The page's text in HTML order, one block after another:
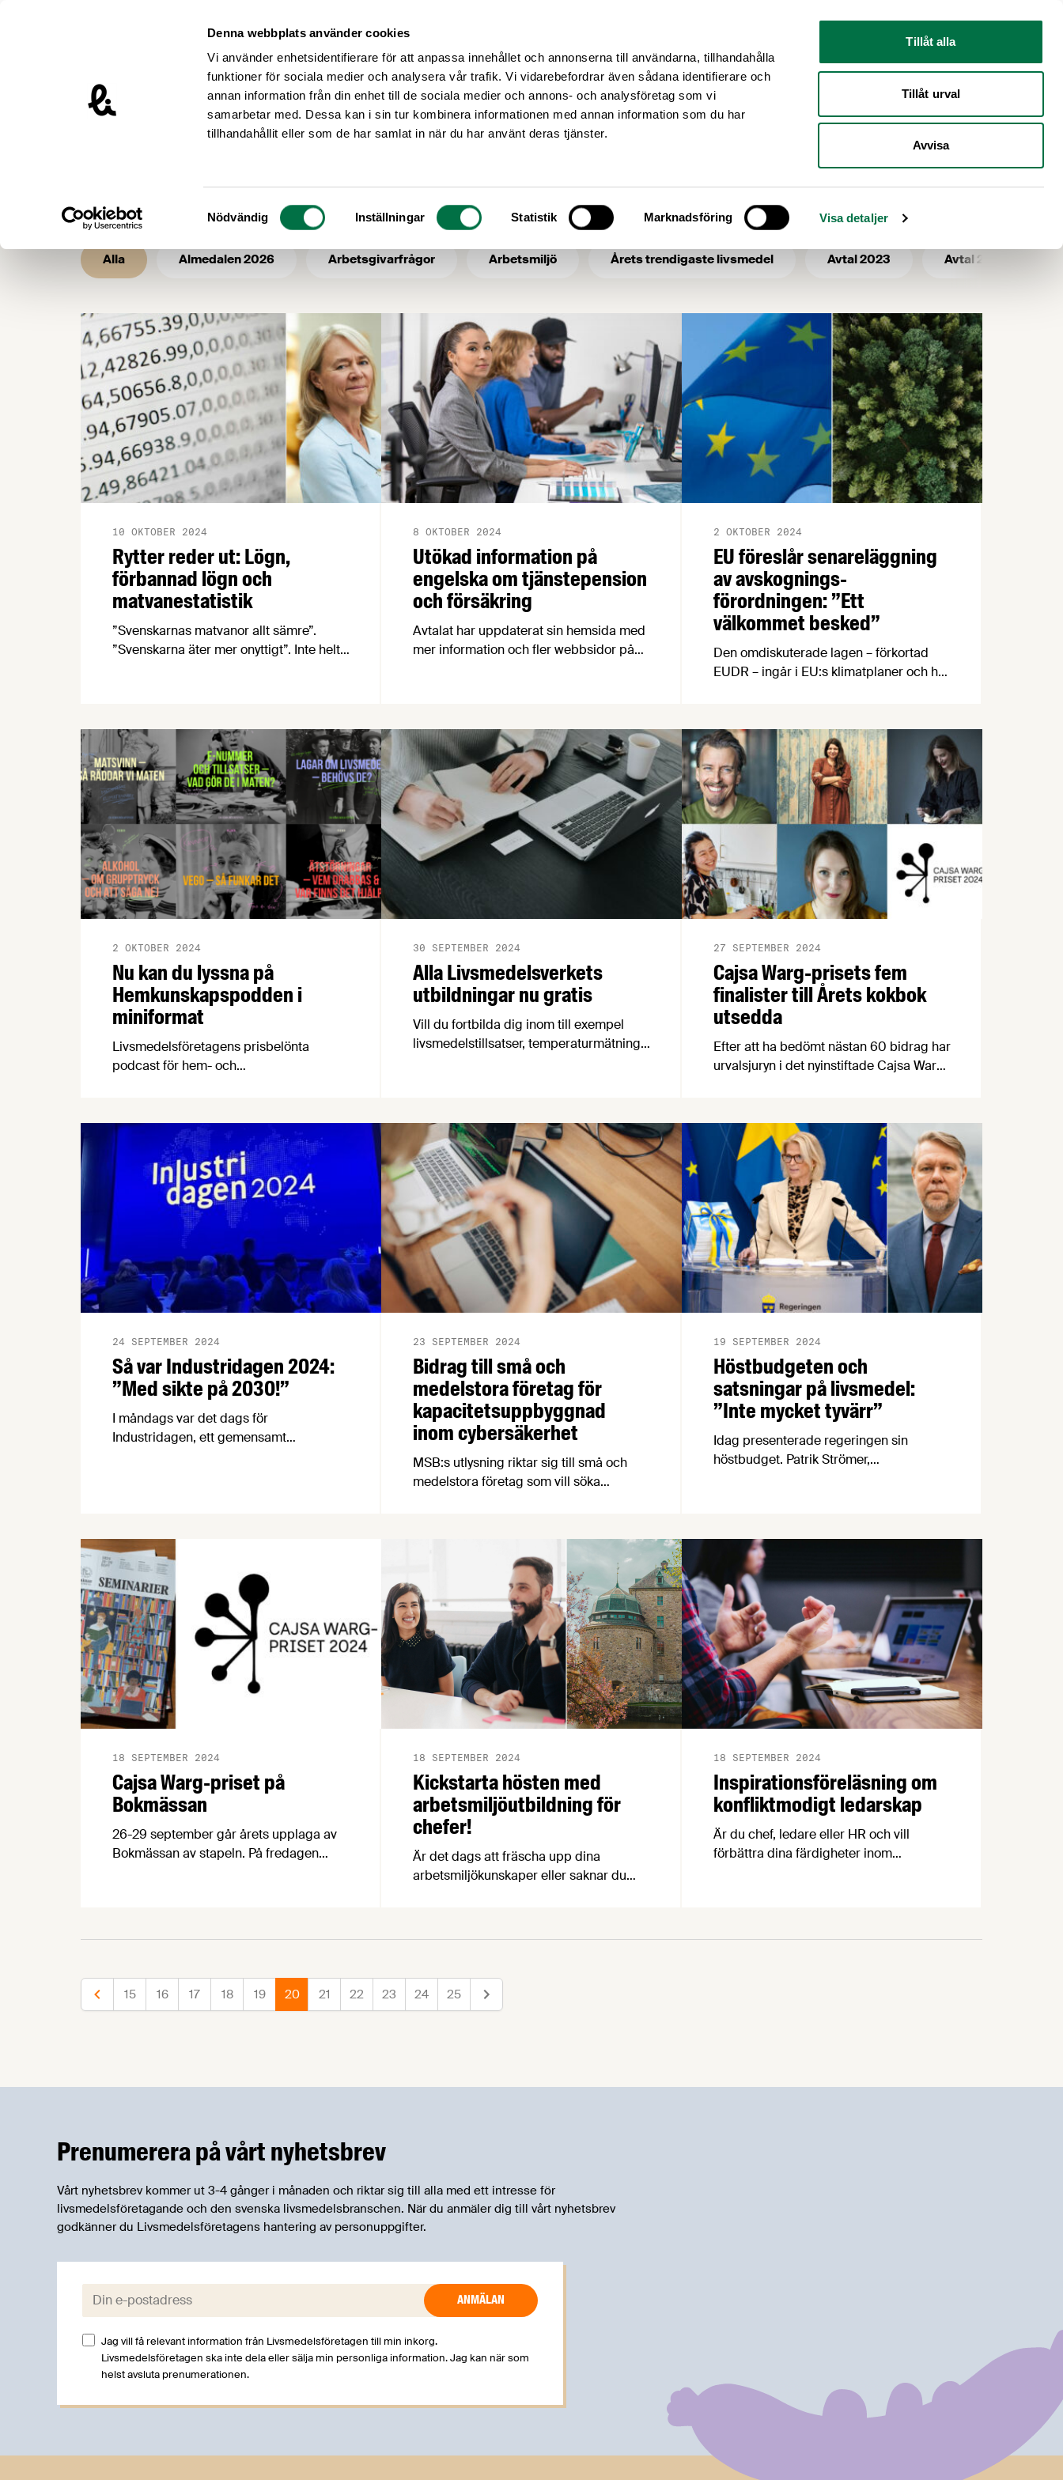
Denna webbplats använder cookies
Vi använder enhetsidentifierare för att anpassa innehållet och annonserna till användarna, tillhandahålla
funktioner för sociala medier och analysera vår trafik. Vi vidarebefordrar även sådana identifierare och
annan information från din enhet till de sociala medier och annons- och analysföretag som vi
samarbetar med. Dessa kan i sin tur kombinera informationen med annan information som du har
tillhandahållit eller som de har samlat in när du har använt deras tjänster.
Samtyckesval
Nödvändig Inställningar Statistik Marknadsföring Visa detaljer
Tillåt alla
Tillåt urval
Avvisa
Livsmedelsföretagen – till startsidan
Nyhetsarkiv
Alla Almedalen 2026 Arbetsgivarfrågor Arbetsmiljö Årets trendigaste livsmedel Avtal 2023 Avtal 2025
Rytter reder ut: Lögn,
förbannad lögn och
matvanestatistik
10 OKTOBER 2024
”Svenskarnas matvanor allt sämre”.
”Svenskarna äter mer onyttigt”. Inte helt
forskningsexpert Elisabet Rytter reder ut
vilka slutsatser vi kan dra från olika
matvaneundersökningar och hur vi kan
få tillgång till mer pålitliga fakta och
statistik.
Utökad information på
engelska om tjänstepension
och försäkring
8 OKTOBER 2024
Avtalat har uppdaterat sin hemsida med
mer information och fler webbsidor på
EU föreslår senareläggning
av avskognings-
förordningen: ”Ett
välkommet besked”
2 OKTOBER 2024
Den omdiskuterade lagen – förkortad
EUDR – ingår i EU:s klimatplaner och har
stor osäkerhet kring hur lagen ska
efterlevas och vilka konsekvenser den får
för företagen och ursprungsländerna. Nu
föreslår EU-kommissionen att införandet
skjuts upp med ett år.
Livsmedelsföretagen har arbetat
intensivt med frågan och välkomnar
förslaget.
Nu kan du lyssna på
Hemkunskapspodden i
miniformat
2 OKTOBER 2024
Livsmedelsföretagens prisbelönta
podcast för hem- och
lärarkåren finns nu 10 av 16 avsnitt även
som kortversioner à 4-5 minuter långa.
De nedkortade avsnitten är tänkta att
användas som snabba introduktioner till
de olika ämnena.
Alla Livsmedelsverkets
utbildningar nu gratis
30 SEPTEMBER 2024
Vill du fortbilda dig inom till exempel
livsmedelstillsatser, temperaturmätning
Cajsa Warg-prisets fem
finalister till Årets kokbok
utsedda
27 SEPTEMBER 2024
Efter att ha bedömt nästan 60 bidrag har
urvalsjuryn i det nyinstiftade Cajsa Warg-
vinna det prestigefyllda epitetet Årets
kokbok och 100 000 kr. De fem
finalisterna är Paul Svensson, Sofia
Wood & Ingalill Hägglund, Saori Ichihara,
Tove Nilsson och Julia Tuvesson.
Så var Industridagen 2024:
”Med sikte på 2030!”
24 SEPTEMBER 2024
I måndags var det dags för
Industridagen, ett gemensamt
var några av talarna.
Livsmedelsföretagens vd Björn Hellman
var också på plats och här följer hans
referat från dagen.
Bidrag till små och
medelstora företag för
kapacitetsuppbyggnad
inom cybersäkerhet
23 SEPTEMBER 2024
MSB:s utlysning riktar sig till små och
medelstora företag som vill söka
och infrastruktur inom cybersäkerhet och
beredskap. Utlysningen stänger 13
Höstbudgeten och
satsningar på livsmedel:
”Inte mycket tyvärr”
19 SEPTEMBER 2024
Idag presenterade regeringen sin
höstbudget. Patrik Strömer,
satsningar regeringen gör (eller inte) på
livsmedelsstrategin,
livsmedelsberedskap och andra
områden av stor vikt för svensk
livsmedelsproduktion och
försörjningsförmåga.
Cajsa Warg-priset på
Bokmässan
18 SEPTEMBER 2024
26-29 september går årets upplaga av
Bokmässan av stapeln. På fredagen
Richard Tellström.
Kickstarta hösten med
arbetsmiljöutbildning för
chefer!
18 SEPTEMBER 2024
Är det dags att fräscha upp dina
arbetsmiljökunskaper eller saknar du
Inspirationsföreläsning om
konfliktmodigt ledarskap
18 SEPTEMBER 2024
Är du chef, ledare eller HR och vill
förbättra dina färdigheter inom
Föregående
15 16 17 18 19 20 21 22 23 24 25 Nästa
Prenumerera på vårt nyhetsbrev
Vårt nyhetsbrev kommer ut 3-4 gånger i månaden och riktar sig till alla med ett intresse för
livsmedelsföretagande och den svenska livsmedelsbranschen. När du anmäler dig till vårt nyhetsbrev
godkänner du Livsmedelsföretagens hantering av personuppgifter.
E-post:
Jag vill få relevant information från Livsmedelsföretagen till min inkorg.
Livsmedelsföretagen ska inte dela eller sälja min personliga information. Jag kan när som
helst avsluta prenumerationen.